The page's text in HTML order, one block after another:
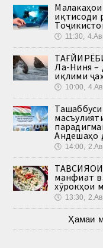
иқтисоди
🕔 11:30,
Ла-Ниня –
иқлими
🕔 10:00,
Андешаҳо
🕔 14:00,
манфиат
хӯрокҳои
🕔 13:30,
Ҳамаи